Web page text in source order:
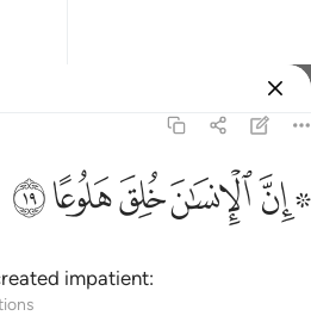
ﱪ ﱫﱬﱭﱮﱯ
impatient: